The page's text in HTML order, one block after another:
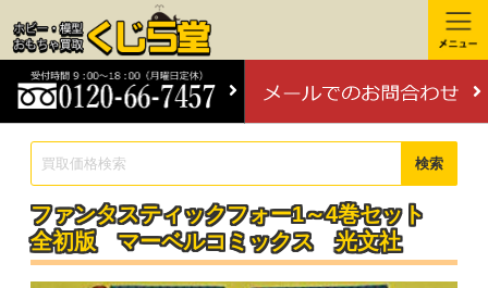
検索
ファンタスティックフォー1～4巻セット
全初版 マーベルコミックス 光文社